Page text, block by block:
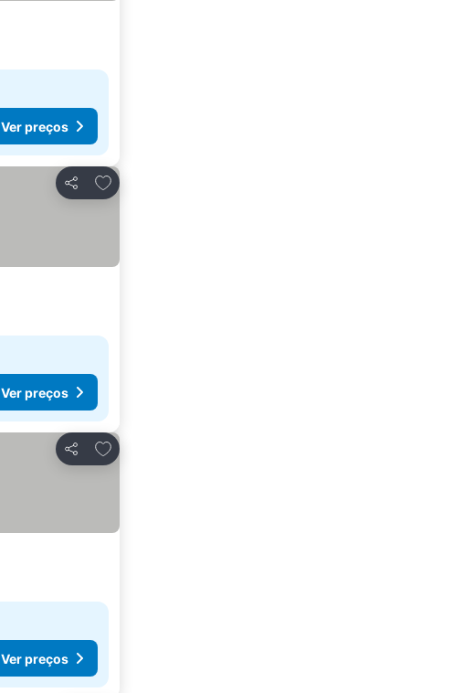
Ver preços
Partilhar
Adicionar aos favoritos
Ver preços
Partilhar
Adicionar aos favoritos
Ver preços